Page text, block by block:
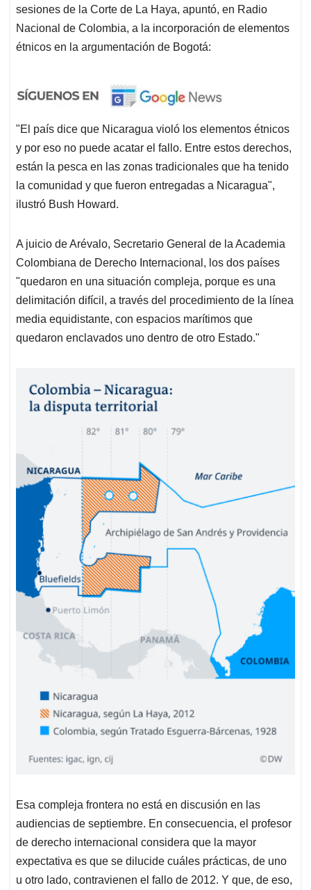
sesiones de la Corte de La Haya, apuntó, en Radio
Nacional de Colombia, a la incorporación de elementos
étnicos en la argumentación de Bogotá:
"El país dice que Nicaragua violó los elementos étnicos
y por eso no puede acatar el fallo. Entre estos derechos,
están la pesca en las zonas tradicionales que ha tenido
la comunidad y que fueron entregadas a Nicaragua",
ilustró Bush Howard.
A juicio de Arévalo, Secretario General de la Academia
Colombiana de Derecho Internacional, los dos países
"quedaron en una situación compleja, porque es una
delimitación difícil, a través del procedimiento de la línea
media equidistante, con espacios marítimos que
quedaron enclavados uno dentro de otro Estado."
Esa compleja frontera no está en discusión en las
audiencias de septiembre. En consecuencia, el profesor
de derecho internacional considera que la mayor
expectativa es que se dilucide cuáles prácticas, de uno
u otro lado, contravienen el fallo de 2012. Y que, de eso,